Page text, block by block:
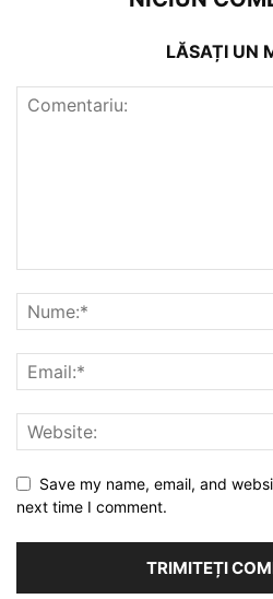
LĂSAȚI UN
Save my name, email, and
next time I comment.